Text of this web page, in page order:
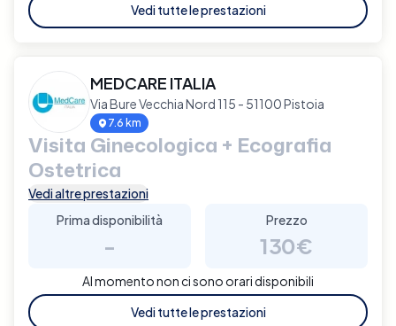
Vedi tutte le prestazioni
MEDCARE ITALIA
Via Bure Vecchia Nord 115 - 51100 Pistoia
7.6 km
Visita Ginecologica + Ecografia
Ostetrica
Vedi altre prestazioni
Prima disponibilità
-
Prezzo
130€
Al momento non ci sono orari disponibili
Vedi tutte le prestazioni